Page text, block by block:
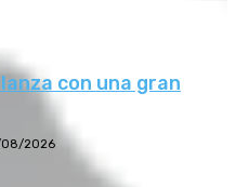
lanza con una gran
08/2026